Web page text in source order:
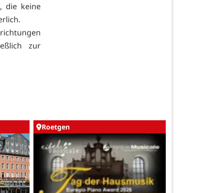
die keine
zur
Roetgen